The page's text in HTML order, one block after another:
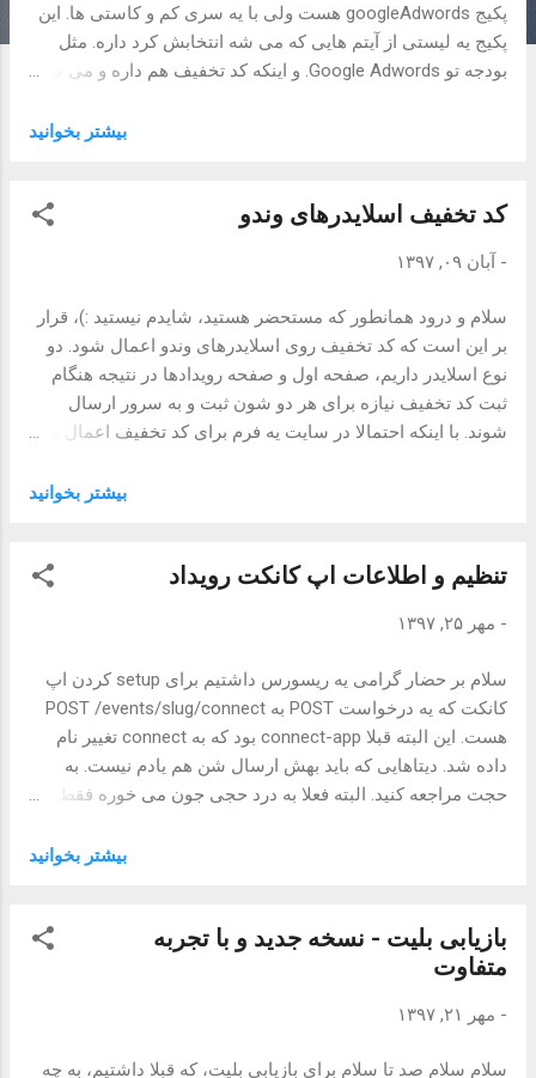
پکیج googleAdwords هست ولی با یه سری کم و کاستی ها. این
پکیج یه لیستی از آیتم هایی که می شه انتخابش کرد داره. مثل
بودجه تو Google Adwords. و اینکه کد تخفیف هم داره و می شه
شدن و تگ و اینا نداره. اسم پکیج هم retargeting می باشد. لیست
'500C_150KV' => 520000, اسم و قیمت آیتم. برای محاسبه
کنید: POST
or { "retargeting": { "list": [" 150C_45KV "],
“discount_id”: “XYZ” // Optional } } و برای ثبت درخواست پکیج
هم درخواست زیر رو ارسال می کنید: ...
بیشتر بخوانيد
کد تخفیف اسلایدرهای وندو
- آبان ۰۹, ۱۳۹۷
سلام و درود همانطور که مستحضر هستید، شایدم نیستید :)، قرار
بر این است که کد تخفیف روی اسلایدرهای وندو اعمال شود. دو
نوع اسلایدر داریم، صفحه اول و صفحه رویدادها در نتیجه هنگام
ثبت کد تخفیف نیازه برای هر دو شون ثبت و به سرور ارسال
شوند. با اینکه احتمالا در سایت یه فرم برای کد تخفیف اعمال بشه
جداگونه تعیین شود. افزودن کد تخفیف کاری که سمت سرور برای
نیازه به سرور ارسال شود. برای ارسال کد تخفیف هنگام
https://api.evand.com/events/{eventSlug}/advertises {
123 }, "sliderfp": { "dates": [ "2018-10-31" ],
"discount_id": 123 }, ...
بیشتر بخوانيد
تنظیم و اطلاعات اپ کانکت رویداد
- مهر ۲۵, ۱۳۹۷
سلام بر حضار گرامی یه ریسورس داشتیم برای setup کردن اپ
کانکت که یه درخواست POST به POST /events/slug/connect
هست. این البته قبلا connect-app بود که به connect تغییر نام
داده شد. دیتاهایی که باید بهش ارسال شن هم یادم نیست. به
حجت مراجعه کنید. البته فعلا به درد حجی جون می خوره فقط.
ریسورس خود رویداد می شد include کرد که اپ کانکت رو اگه
گرفتن دیتاهای مربوط به کانکت هر رویداد به ریسورس زیر یه
"url": "https://evnd.co/xyz" ...
بیشتر بخوانيد
بازیابی بلیت - نسخه جدید و با تجربه
متفاوت
- مهر ۲۱, ۱۳۹۷
سلام سلام صد تا سلام برای بازیابی بلیت، که قبلا داشتیم، به چه